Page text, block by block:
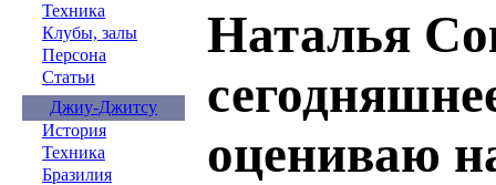
Техника
Клубы, залы
Персона
Статьи
Джиу-Джитсу
История
Техника
Бразилия
Наталья
оцениваю